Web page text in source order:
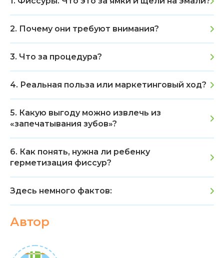
2. Почему они требуют внимания?
3. Что за процедура?
4. Реальная польза или маркетинговый ход?
5. Какую выгоду можно извлечь из
«запечатывания зубов»?
6. Как понять, нужна ли ребенку
герметизация фиссур?
Здесь немного фактов:
Автор